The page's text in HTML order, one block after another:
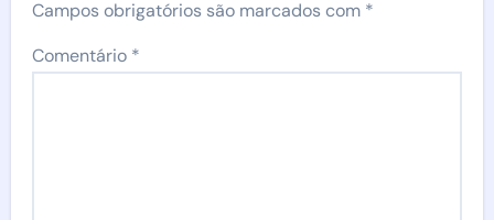
Campos obrigatórios são marcados com *
Comentário *